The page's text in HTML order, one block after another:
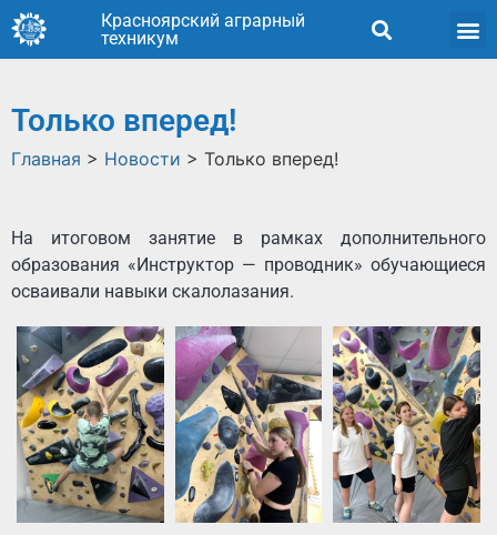
Красноярский аграрный
техникум
Только вперед!
Главная > Новости > Только вперед!
На итоговом занятие в рамках дополнительного
образования «Инструктор — проводник» обучающиеся
осваивали навыки скалолазания.